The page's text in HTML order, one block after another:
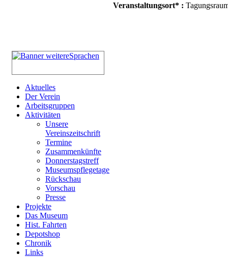
Veranstaltungsort* :
Aktuelles
Der Verein
Arbeitsgruppen
Aktivitäten
Unsere
Vereinszeitschrift
Termine
Zusammenkünfte
Donnerstagstreff
Museumspflegetage
Rückschau
Vorschau
Presse
Projekte
Das Museum
Hist. Fahrten
Depotshop
Chronik
Links